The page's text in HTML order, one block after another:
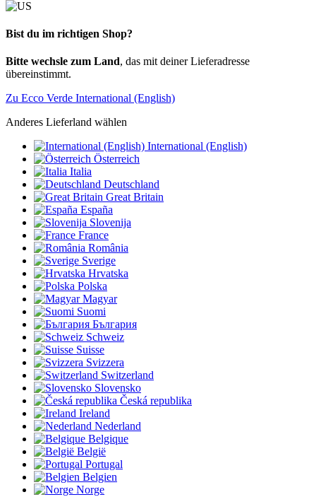
Bist du im richtigen Shop?
Bitte wechsle zum Land, das mit deiner Lieferadresse
übereinstimmt.
Zu Ecco Verde International (English)
Anderes Lieferland wählen
International (English)
Österreich
Italia
Deutschland
Great Britain
España
Slovenija
France
România
Sverige
Hrvatska
Polska
Magyar
Suomi
България
Schweiz
Suisse
Svizzera
Switzerland
Slovensko
Česká republika
Ireland
Nederland
Belgique
België
Portugal
Belgien
Norge